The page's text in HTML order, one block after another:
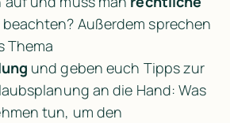
beachten? Außerdem sprechen
Thema
und geben euch Tipps zur
an die Hand: Was
tun, um den